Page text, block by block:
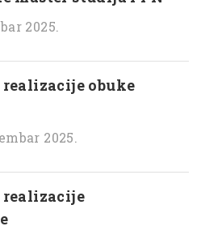
2025.
obuke
2025.